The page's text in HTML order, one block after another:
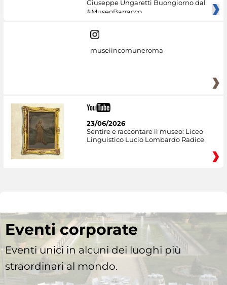
Giuseppe Ungaretti Buongiorno dal
#MuseoBarracco
museiincomuneroma
23/06/2026
Sentire e raccontare il museo: Liceo
Linguistico Lucio Lombardo Radice
Eventi corporate
Eventi unici in alcuni dei luoghi più
straordinari al mondo.